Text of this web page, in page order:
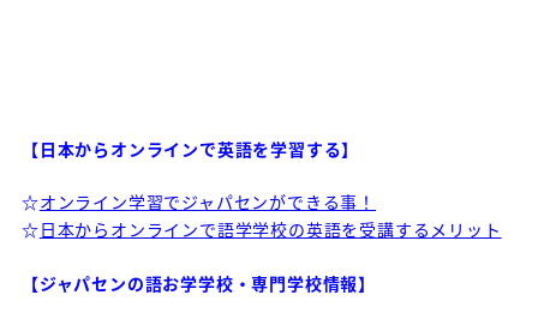
【日本からオンラインで英語を学習する】
☆オンライン学習でジャパセンができる事！
☆日本からオンラインで語学学校の英語を受講するメリット
【ジャパセンの語お学学校・専門学校情報】